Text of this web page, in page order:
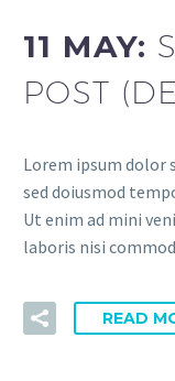
11 MAY:
POST
Lorem ipsum dolor
sed doiusmod
Ut enim ad mini
laboris nisi
READ